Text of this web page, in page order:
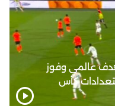
عالمي وفوز
كأس